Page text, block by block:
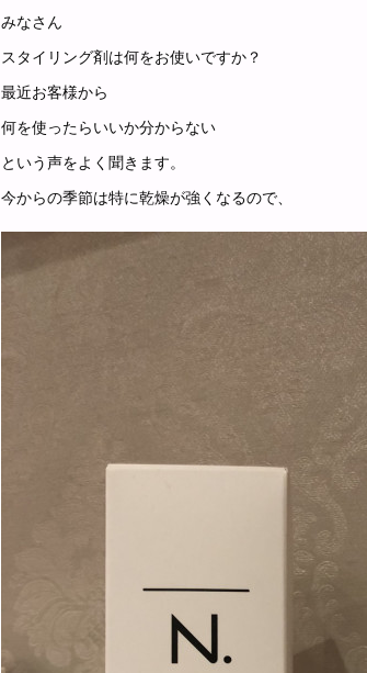
みなさん
スタイリング剤は何をお使いですか？
最近お客様から
何を使ったらいいか分からない
という声をよく聞きます。
今からの季節は特に乾燥が強くなるので、